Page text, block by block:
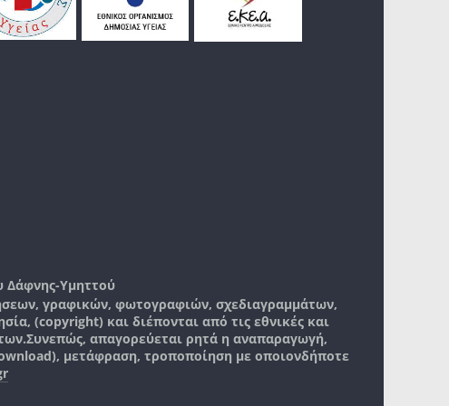
Δάφνης-Υμηττού
γραφικών, φωτογραφιών, σχεδιαγραμμάτων,
(copyright) και διέπονται από τις εθνικές και
Συνεπώς, απαγορεύεται ρητά η αναπαραγωγή,
μετάφραση, τροποποίηση με οποιονδήποτε